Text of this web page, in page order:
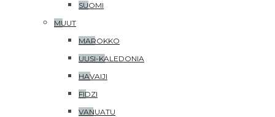
SUOMI
MUUT
MAROKKO
UUSI-KALEDONIA
HAVAIJI
FIDZI
VANUATU